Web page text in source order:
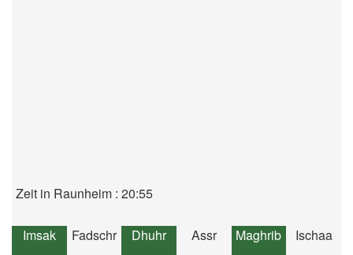
Zeit in Raunheim : 20:55
Imsak Fadschr Dhuhr Assr Maghrib Ischaa